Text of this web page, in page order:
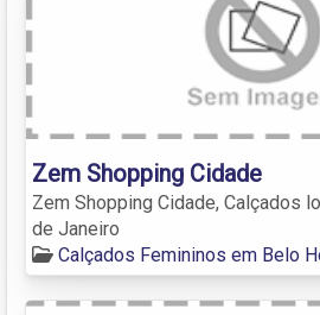
Zem Shopping Cidade
Zem Shopping Cidade, Calçados
de Janeiro
Calçados Femininos em Belo